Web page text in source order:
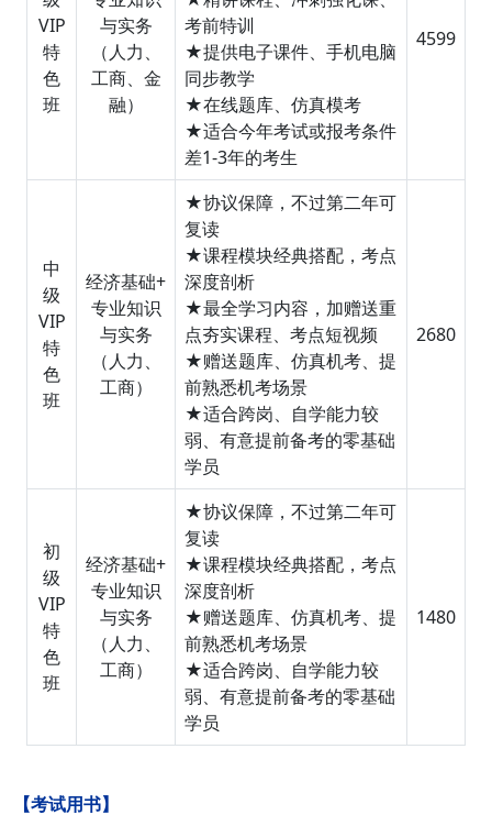
VIP
特
色
班
与实务
（人力、
工商、金
融）
考前特训
★提供电子课件、手机电脑
同步教学
★在线题库、仿真模考
★适合今年考试或报考条件
差1-3年的考生
4599
中
级
VIP
特
色
班
经济基础+
专业知识
与实务
（人力、
工商）
★协议保障，不过第二年可
复读
★课程模块经典搭配，考点
深度剖析
★最全学习内容，加赠送重
点夯实课程、考点短视频
★赠送题库、仿真机考、提
前熟悉机考场景
★适合跨岗、自学能力较
弱、有意提前备考的零基础
学员
2680
初
级
VIP
特
色
班
经济基础+
专业知识
与实务
（人力、
工商）
★协议保障，不过第二年可
复读
★课程模块经典搭配，考点
深度剖析
★赠送题库、仿真机考、提
前熟悉机考场景
★适合跨岗、自学能力较
弱、有意提前备考的零基础
学员
1480
【考试用书】